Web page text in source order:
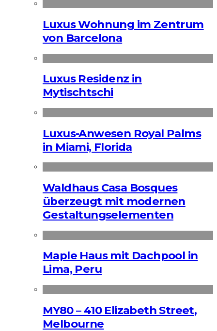
Luxus Wohnung im Zentrum
von Barcelona
Luxus Residenz in
Mytischtschi
Luxus-Anwesen Royal Palms
in Miami, Florida
Waldhaus Casa Bosques
überzeugt mit modernen
Gestaltungselementen
Maple Haus mit Dachpool in
Lima, Peru
MY80 – 410 Elizabeth Street,
Melbourne